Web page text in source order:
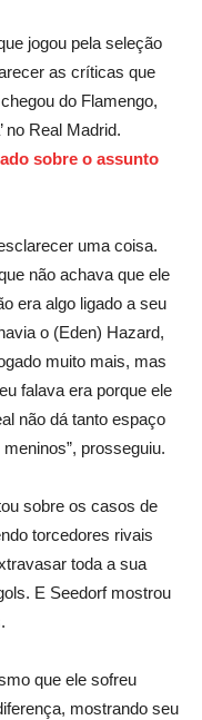
jogou pela seleção
as críticas que
do Flamengo,
no Real Madrid.
sobre o assunto
uma coisa.
não achava que ele
era algo ligado a seu
o (Eden) Hazard,
muito mais, mas
falava era porque ele
não dá tanto espaço
prosseguiu.
sobre os casos de
torcedores rivais
toda a sua
E Seedorf mostrou
que ele sofreu
mostrando seu